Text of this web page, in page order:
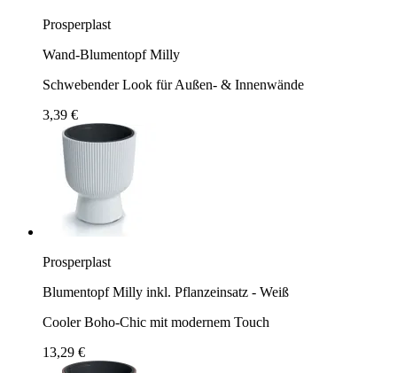
Prosperplast
Wand-Blumentopf Milly
Schwebender Look für Außen- & Innenwände
3,39 €
Prosperplast
Blumentopf Milly inkl. Pflanzeinsatz - Weiß
Cooler Boho-Chic mit modernem Touch
13,29 €